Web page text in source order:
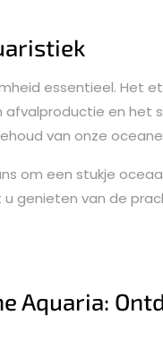
essentieel. Het
en het
van onze
om een stukje
genieten van de
Aquaria: